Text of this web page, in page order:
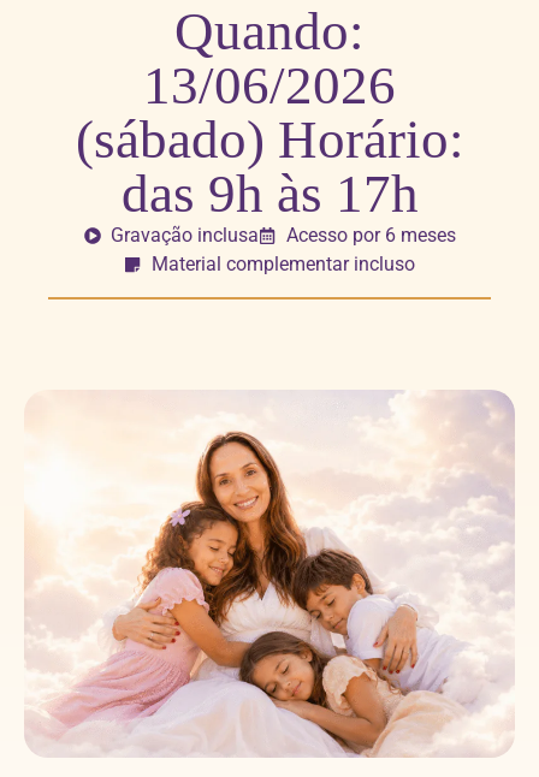
Quando:
13/06/2026
(sábado) Horário:
das 9h às 17h
Gravação inclusa
Acesso por 6 meses
Material complementar incluso